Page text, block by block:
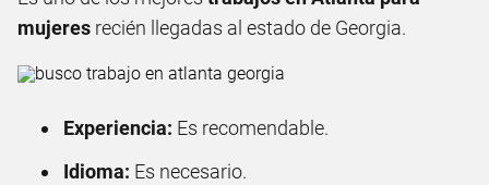
mujeres recién llegadas al estado de Georgia.
Experiencia: Es recomendable.
Idioma: Es necesario.